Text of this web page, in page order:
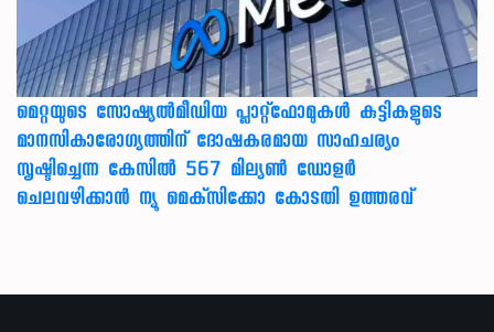
മെറ്റയുടെ സോഷ്യല്‍മീഡിയ പ്ലാറ്റ്‌ഫോമുകള്‍ കുട്ടികളുടെ
മാനസികാരോഗ്യത്തിന് ദോഷകരമായ സാഹചര്യം
സൃഷ്ടിച്ചെന്ന കേസില്‍ 567 മില്യണ്‍ ഡോളര്‍
ചെലവഴിക്കാന്‍ ന്യൂ മെക്‌സിക്കോ കോടതി ഉത്തരവ്